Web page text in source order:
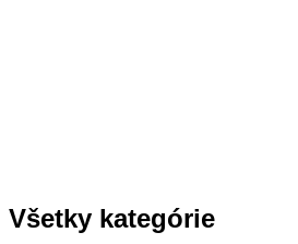
Všetky kategórie